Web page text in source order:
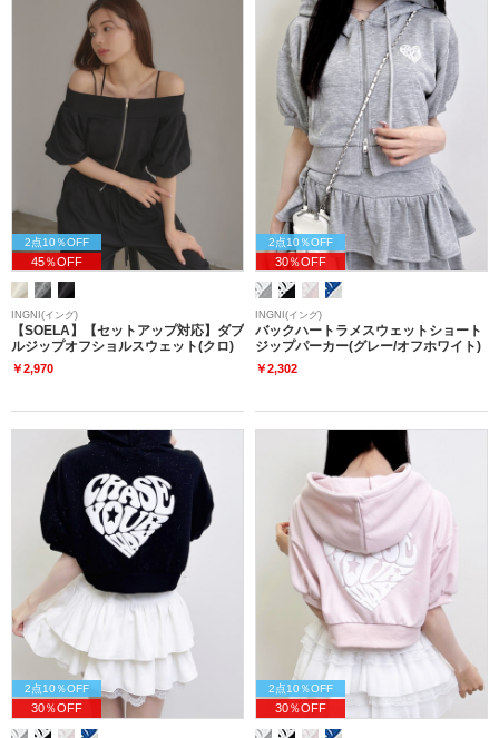
2点10％OFF
45％OFF
INGNI(イング)
【SOELA】【セットアップ対応】ダブ
ルジップオフショルスウェット(クロ)
￥2,970
2点10％OFF
30％OFF
INGNI(イング)
バックハートラメスウェットショート
ジップパーカー(グレー/オフホワイト)
￥2,302
2点10％OFF
30％OFF
2点10％OFF
30％OFF